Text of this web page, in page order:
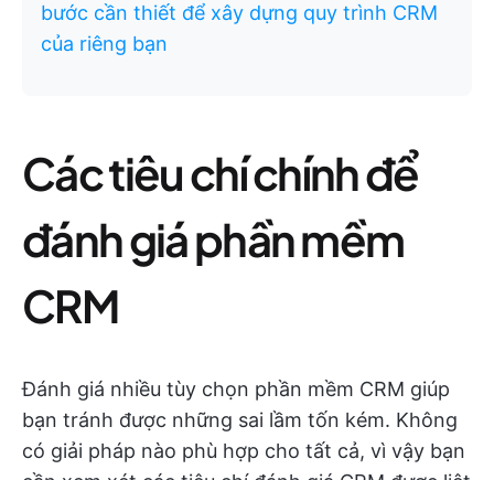
bước cần thiết để xây dựng quy trình CRM
của riêng bạn
Các tiêu chí chính để
đánh giá phần mềm
CRM
Đánh giá nhiều tùy chọn phần mềm CRM giúp
bạn tránh được những sai lầm tốn kém. Không
có giải pháp nào phù hợp cho tất cả, vì vậy bạn